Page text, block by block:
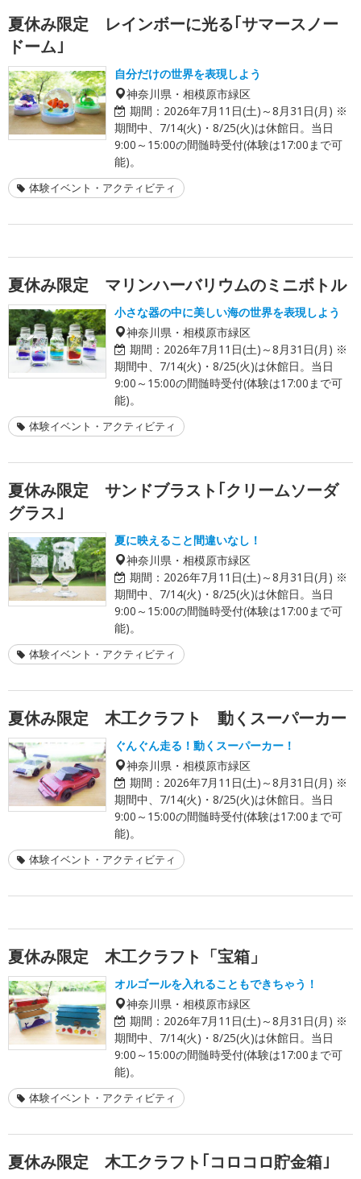
夏休み限定 レインボーに光る｢サマースノー
ドーム｣
自分だけの世界を表現しよう
神奈川県・相模原市緑区
期間： 2026年7月11日(土)～8月31日(月) ※
期間中、7/14(火)・8/25(火)は休館日。当日
9:00～15:00の間髄時受付(体験は17:00まで可
能)。
体験イベント・アクティビティ
夏休み限定 マリンハーバリウムのミニボトル
小さな器の中に美しい海の世界を表現しよう
神奈川県・相模原市緑区
期間： 2026年7月11日(土)～8月31日(月) ※
期間中、7/14(火)・8/25(火)は休館日。当日
9:00～15:00の間髄時受付(体験は17:00まで可
能)。
体験イベント・アクティビティ
夏休み限定 サンドブラスト｢クリームソーダ
グラス｣
夏に映えること間違いなし！
神奈川県・相模原市緑区
期間： 2026年7月11日(土)～8月31日(月) ※
期間中、7/14(火)・8/25(火)は休館日。当日
9:00～15:00の間髄時受付(体験は17:00まで可
能)。
体験イベント・アクティビティ
夏休み限定 木工クラフト 動くスーパーカー
ぐんぐん走る！動くスーパーカー！
神奈川県・相模原市緑区
期間： 2026年7月11日(土)～8月31日(月) ※
期間中、7/14(火)・8/25(火)は休館日。当日
9:00～15:00の間髄時受付(体験は17:00まで可
能)。
体験イベント・アクティビティ
夏休み限定 木工クラフト「宝箱」
オルゴールを入れることもできちゃう！
神奈川県・相模原市緑区
期間： 2026年7月11日(土)～8月31日(月) ※
期間中、7/14(火)・8/25(火)は休館日。当日
9:00～15:00の間髄時受付(体験は17:00まで可
能)。
体験イベント・アクティビティ
夏休み限定 木工クラフト｢コロコロ貯金箱｣